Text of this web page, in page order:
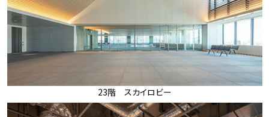
23階 スカイロビー